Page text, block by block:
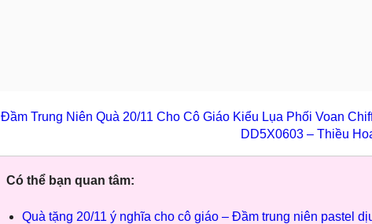
Đầm Trung Niên Quà 20/11 Cho Cô Giáo Kiểu Lụa Phối Voan
DD5X0603 – Thiều
Có thể bạn quan tâm:
Quà tặng 20/11 ý nghĩa cho cô giáo – Đầm trung niên pastel